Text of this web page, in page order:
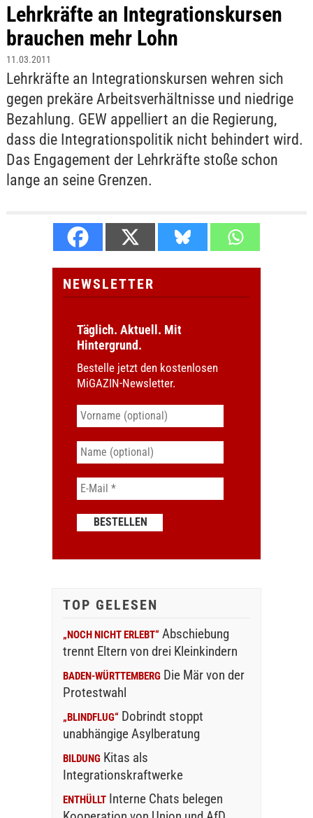
Lehrkräfte an Integrationskursen
brauchen mehr Lohn
11.03.2011
Lehrkräfte an Integrationskursen wehren sich
gegen prekäre Arbeitsverhältnisse und niedrige
Bezahlung. GEW appelliert an die Regierung,
dass die Integrationspolitik nicht behindert wird.
Das Engagement der Lehrkräfte stoße schon
lange an seine Grenzen.
NEWSLETTER
Täglich. Aktuell. Mit
Hintergrund.
Bestelle jetzt den kostenlosen
MiGAZIN-Newsletter.
TOP GELESEN
„NOCH NICHT ERLEBT“ Abschiebung
trennt Eltern von drei Kleinkindern
BADEN-WÜRTTEMBERG Die Mär von der
Protestwahl
„BLINDFLUG“ Dobrindt stoppt
unabhängige Asylberatung
BILDUNG Kitas als
Integrationskraftwerke
ENTHÜLLT Interne Chats belegen